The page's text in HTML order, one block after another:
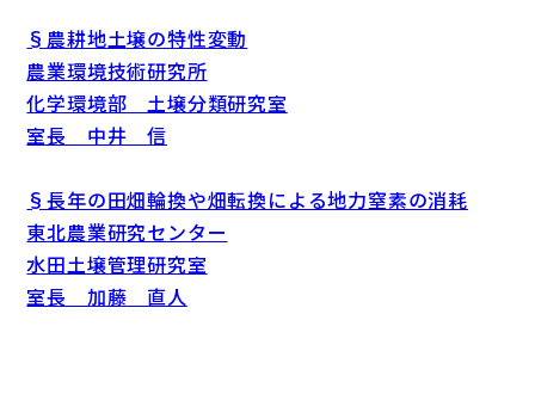
§農耕地土壌の特性変動
農業環境技術研究所
化学環境部 土壌分類研究室
室長 中井 信
§長年の田畑輪換や畑転換による地力窒素の消耗
東北農業研究センター
水田土壌管理研究室
室長 加藤 直人